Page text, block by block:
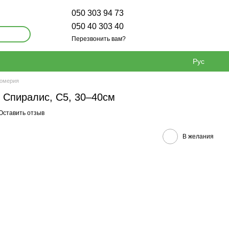
050 303 94 73
050 40 303 40
Перезвонить вам?
Рус
Спиралис, С5, 30–40см
отзыв
В желания